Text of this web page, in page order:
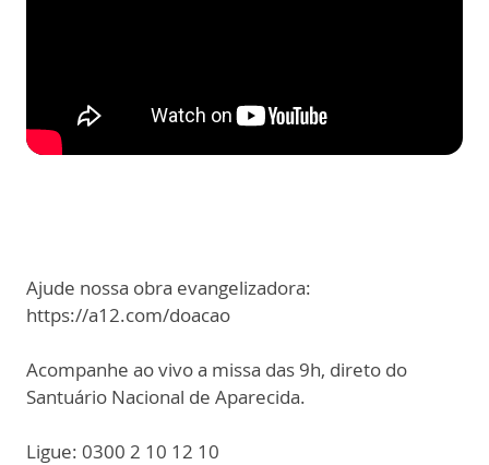
Ajude nossa obra evangelizadora:
https://a12.com/doacao
Acompanhe ao vivo a missa das 9h, direto do
Santuário Nacional de Aparecida.
Ligue: 0300 2 10 12 10